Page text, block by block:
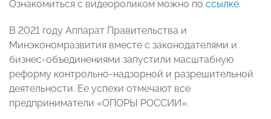
Ознакомиться с видеороликом можно по ссылке.
В 2021 году Аппарат Правительства и
Минэкономразвития вместе с законодателями и
бизнес-объединениями запустили масштабную
реформу контрольно-надзорной и разрешительной
деятельности. Ее успехи отмечают все
предприниматели «ОПОРЫ РОССИИ».